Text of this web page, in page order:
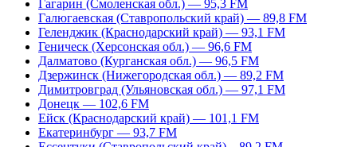
Гагарин (Смоленская обл.) — 95,3 FM
Галюгаевская (Ставропольский край) — 89,8 FM
Геленджик (Краснодарский край) — 93,1 FM
Геническ (Херсонская обл.) — 96,6 FM
Далматово (Курганская обл.) — 96,5 FM
Дзержинск (Нижегородская обл.) — 89,2 FM
Димитровград (Ульяновская обл.) — 97,1 FM
Донецк — 102,6 FM
Ейск (Краснодарский край) — 101,1 FM
Екатеринбург — 93,7 FM